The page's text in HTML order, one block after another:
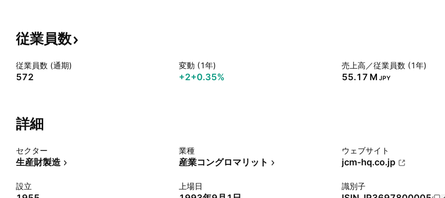
従業員数
従業員数 (通期)
572
変動 (1年)
+2+0.35%
売上高／従業員数 (1年)
‪55.17 M‬ JPY
詳細
セクター
生産財製造
業種
産業コングロマリット
ウェブサイト
jcm-hq.co.jp
設立 上場日 識別子